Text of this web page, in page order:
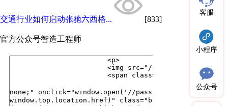
交通行业如何启动张驰六西格... [833]
官方公众号智造工程师
客服
小程序
公众号